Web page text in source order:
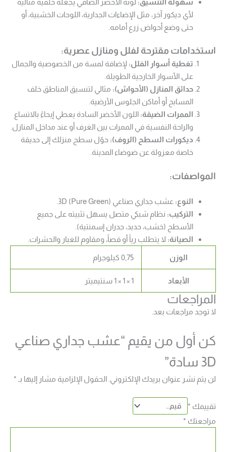
لأي ديكور آخر، مثل الإضاءات الجدارية، اللوحات الخشبية، أو
حتى وضع أحواض زرع أمامه.
استخدامات مقترحة لفلل ومنازل عصرية:
تغطية أسوار الفلل: لإضافة لمسة من الخصوصية والجمال
على الأسوار الخارجية الطويلة.
حدائق المنازل (الأحواش): مثالي لتنسيق المناطق خلف
المسابح أو أماكن الجلوس الأرضية.
الممرات الضيقة: اللون الأخضر السادة يعطي إيحاءً بالاتساع
والراحة النفسية في الممرات بين الغرف أو عند مداخل المنازل.
ديكورات السطح (الروف): حوّل سطح منزلك إلى حديقة
خاصة معزولة عن ضوضاء المدينة.
المواصفات:
النوع: عشب جداري صناعي 3D (Pure Green).
التركيب: نظام شبكي متصل يسهل تثبيته على جميع
الأسطح (خشب، حديد، جدران إسمنتية).
الصيانة: لا يتطلب رياً أو قصاً، ومقاوم للغبار والحشرات.
الوزن 0,75 كيلوجرام
الأبعاد 1 × 1 × 1 سنتيميتر
المراجعات
لا توجد مراجعات بعد.
كن أول من يقيم “عشب جداري صناعي
3D سادة”
لن يتم نشر عنوان بريدك الإلكتروني. الحقول الإلزامية مشار إليها بـ *
تقييمك *
مراجعتك *